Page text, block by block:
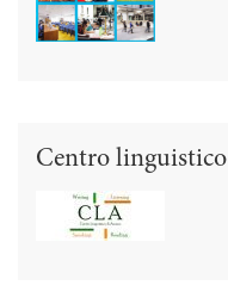
Centro